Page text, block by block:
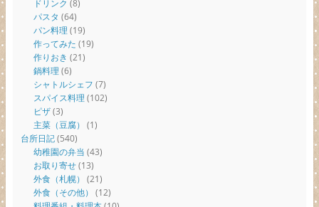
ドリンク (8)
パスタ (64)
パン料理 (19)
作ってみた (19)
作りおき (21)
鍋料理 (6)
シャトルシェフ (7)
スパイス料理 (102)
ピザ(3)
主菜（豆腐） (1)
台所日記(540)
幼稚園の弁当 (43)
お取り寄せ(13)
外食（札幌） (21)
外食（その他） (12)